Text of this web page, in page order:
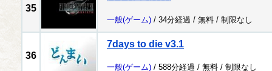
35
一般(ゲーム) / 34分経過 / 無料 / 制限なし
36
7days to die v3.1
一般(ゲーム) / 588分経過 / 無料 / 制限なし